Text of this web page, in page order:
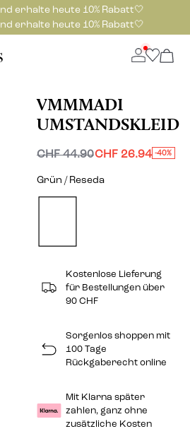
erhalte heute 10% Rabatt🤍
erhalte heute 10% Rabatt🤍
VMMMADI
UMSTANDSKLEID
CHF 44.90CHF 26.94 -40%
Grün / Reseda
Kostenlose Lieferung
für Bestellungen über
90 CHF
Sorgenlos shoppen mit
100 Tage
Rückgaberecht online
Mit Klarna später
zahlen, ganz ohne
zusätzliche Kosten